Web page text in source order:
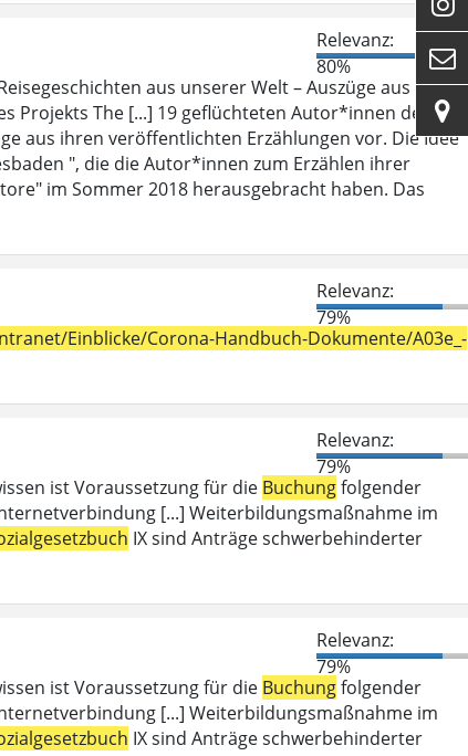
Relevanz:
80%
aus unserer Welt – Auszüge aus ihren
Projekts The [...] 19 geflüchteten Autor*innen des
aus ihren veröffentlichten Erzählungen vor. Die Idee
", die die Autor*innen zum Erzählen ihrer
im Sommer 2018 herausgebracht haben. Das
Relevanz:
79%
Einblicke/Corona-Handbuch-Dokumente/A03e_-
Relevanz:
79%
ist Voraussetzung für die Buchungfolgender
[...] Weiterbildungsmaßnahme im
IX sind Anträge schwerbehinderter
Relevanz:
79%
ist Voraussetzung für die Buchungfolgender
[...] Weiterbildungsmaßnahme im
IX sind Anträge schwerbehinderter

